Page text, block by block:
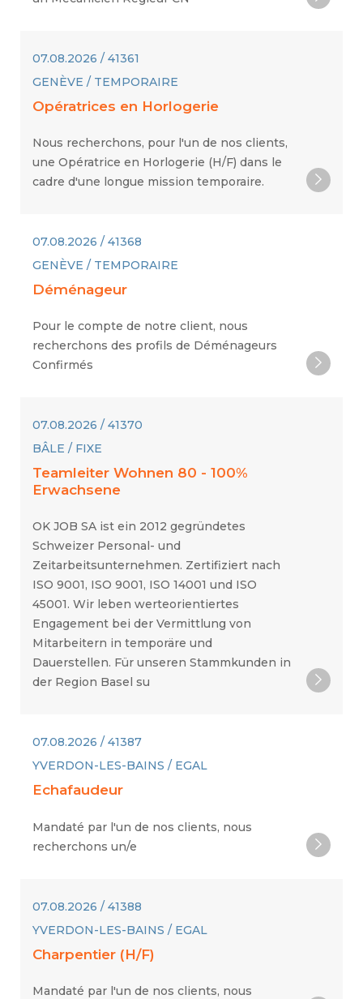
07.08.2026 / 41361
GENÈVE / TEMPORAIRE
Opératrices en Horlogerie
Nous recherchons, pour l'un de nos clients,
une Opératrice en Horlogerie (H/F) dans le
cadre d'une longue mission temporaire.
07.08.2026 / 41368
GENÈVE / TEMPORAIRE
Déménageur
Pour le compte de notre client, nous
recherchons des profils de Déménageurs
Confirmés
07.08.2026 / 41370
BÂLE / FIXE
Teamleiter Wohnen 80 - 100%
Erwachsene
OK JOB SA ist ein 2012 gegründetes
Schweizer Personal- und
Zeitarbeitsunternehmen. Zertifiziert nach
ISO 9001, ISO 9001, ISO 14001 und ISO
45001. Wir leben werteorientiertes
Engagement bei der Vermittlung von
Mitarbeitern in temporäre und
Dauerstellen. Für unseren Stammkunden in
der Region Basel su
07.08.2026 / 41387
YVERDON-LES-BAINS / EGAL
Echafaudeur
Mandaté par l'un de nos clients, nous
recherchons un/e
07.08.2026 / 41388
YVERDON-LES-BAINS / EGAL
Charpentier (H/F)
Mandaté par l'un de nos clients, nous